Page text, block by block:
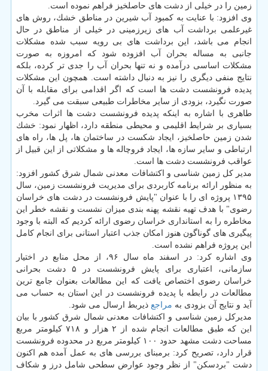
زمین را در خیلی از دشت های حاصلخیز فراهم نموده است.
وی افزود: با عنایت به كمبود آب شیرین در مناطق خشك، روش های
غیرعلمی برداشت آب های زیرزمینی در خیلی از مناطق در حال
انجام می باشد، این برداشت های بی رویه سبب شده مشكلات
جانبی به مساله بحران آب افزوده شود كه امروزه به صورت
مشكلات اساسی درآمده و نه تنها بحران آب را جدی تر كرده، بلكه
نتایج منفی دیگری را نیز به دنبال داشته است. همچون این مشكلات
پدیده فرونشست دشت ها است كه اگر اقدامی برای مقابله با آن
صورت نگیرد، بزودی از سایر مخاطرات طبیعی سبقت می گیرد.
طاهری با اشاره به اینكه پدیده فرونشست دشت ها اثرات مخرب
بسیاری بر شرایط اقلیمی و محیطی منطقه دارد، اظهار نمود: خشك
شدن زمین حاصلخیز، ایجاد شكست در ساختمان ها، پل ها، راه های
ارتباطی و سایر سازه ها، ایجاد فروچاله ها و مشكلاتی از این قبیل از
عواقب فرونشست دشت ها است.
مدیر كل زمین شناسی و اكتشافات معدنی شمال شرق كشور افزود:
به منظور ارائه برنامه كاربردی برای مدیریت فرونشست زمین، سال
۱۳۹۵ پروژه ای را با عنوان "پایش فرونشست در دشت های خراسان
رضوی" با هدف تهیه نقشه پهنه بندی میزان نشست و نقشه خطر این
مخاطره را به استانداری خراسان رضوی ارائه كردیم كه البته با وجود
پیگیری های گوناگون هنوز امكان جذب اعتبار استانی برای انجام كامل
این پروژه فراهم نشده است.
وی اشاره كرد: در اسفند ماه سال ۹۶، از محل منابع در اختیار
سازمانی، اعتباری برای پایش فرونشست در ۵ دشت بحرانی
خراسان رضوی اختصاص یافت كه این مطالعات بعنوان جامع ترین
مطالعات در رابطه با پدیده فرونشست در این استان به حساب می
آید و نتایج آن بزودی به مراجع ذیربط ارسال می شود.
مدیركل زمین شناسی و اكتشافات معدنی شمال شرق كشور با بیان
این كه طبق مطالعات انجام شده از ۲ هزار و ۷۱۸ كیلومتر مربع
مساحت دشت مشهد حدود ۱۰۰ كیلومتر مربع در محدوده فرونشست
قرار دارد، تصریح كرد: برمبنای بررسی های به عمل آمده هم اكنون
دشت "بردسكن" از نظر وجود عوارض سطحی شامل درز و شكاف